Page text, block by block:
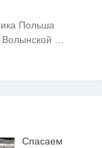
Польша
Спасаем